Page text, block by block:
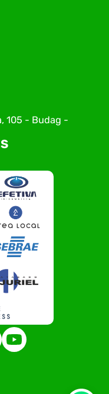
105 - Budag -